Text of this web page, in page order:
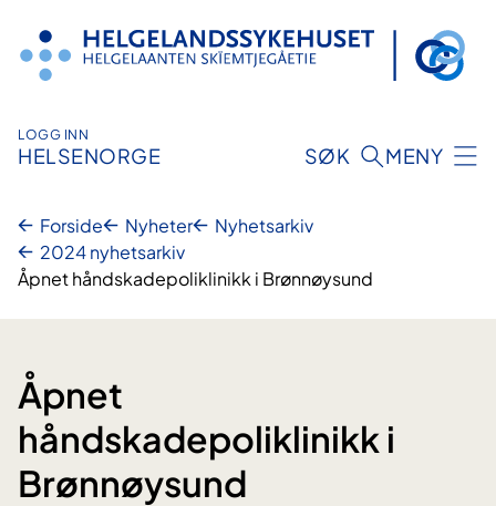
innhold
LOGG INN
HELSENORGE SØK MENY
Forside Nyheter
Nyhetsarkiv
2024 nyhetsarkiv
Åpnet håndskadepoliklinikk i Brønnøysund
Åpnet
håndskadepoliklinikk i
Brønnøysund